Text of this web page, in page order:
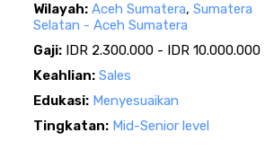
Wilayah: Aceh Sumatera, Sumatera
Selatan - Aceh Sumatera
Gaji: IDR 2.300.000 - IDR 10.000.000
Keahlian: Sales
Edukasi: Menyesuaikan
Tingkatan: Mid-Senior level